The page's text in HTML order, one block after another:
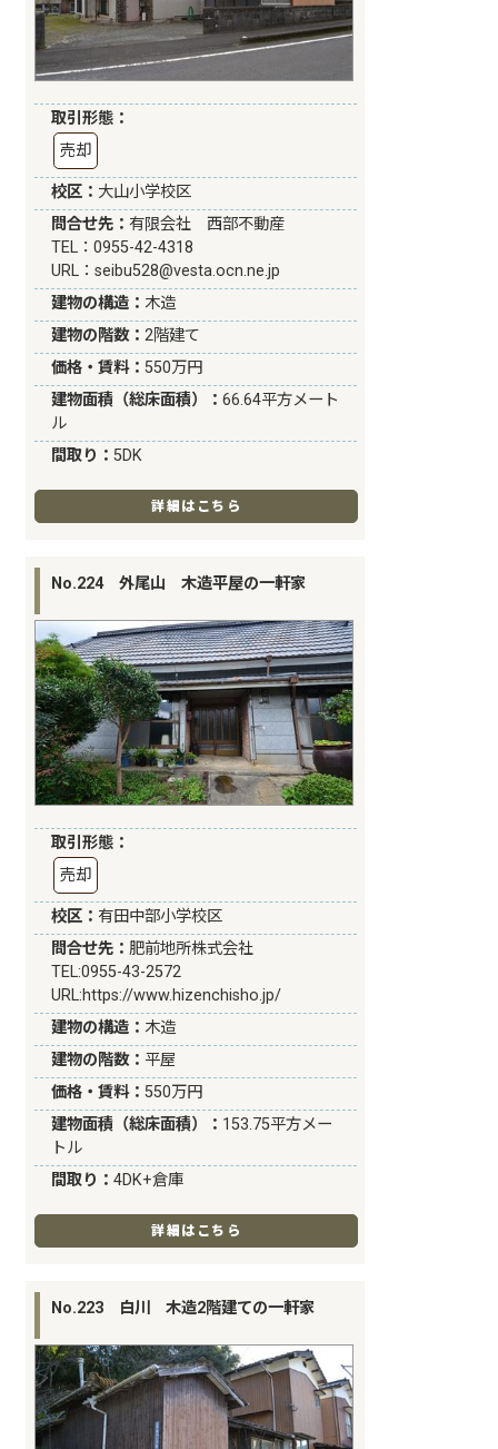
取引形態：
売却
校区： 大山小学校区
問合せ先： 有限会社 西部不動産
TEL：0955-42-4318
URL：seibu528@vesta.ocn.ne.jp
建物の構造： 木造
建物の階数：2階建て
価格・賃料：550万円
建物面積（総床面積）：66.64平方メート
ル
間取り：5DK
詳細はこちら
No.224 外尾山 木造平屋の一軒家
取引形態：
売却
校区： 有田中部小学校区
問合せ先： 肥前地所株式会社
TEL:0955-43-2572
URL:https://www.hizenchisho.jp/
建物の構造： 木造
建物の階数： 平屋
価格・賃料：550万円
建物面積（総床面積）： 153.75平方メー
トル
間取り：4DK+倉庫
詳細はこちら
No.223 白川 木造2階建ての一軒家